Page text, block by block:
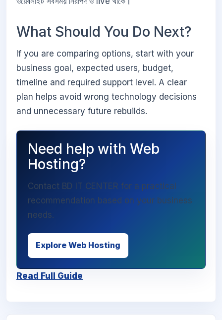
What Should You Do Next?
If you are comparing options, start with your
business goal, expected users, budget,
timeline and required support level. A clear
plan helps avoid wrong technology decisions
and unnecessary future rebuilds.
Need help with Web
Hosting?
Contact BD IT CENTER for a practical
recommendation based on your business
needs.
Explore Web Hosting
Read Full Guide